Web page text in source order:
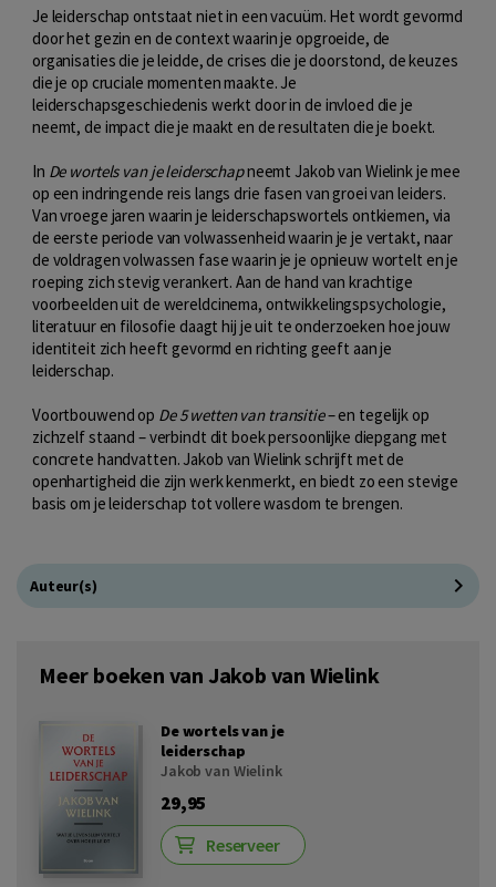
Je leiderschap ontstaat niet in een vacuüm. Het wordt gevormd
door het gezin en de context waarin je opgroeide, de
organisaties die je leidde, de crises die je doorstond, de keuzes
die je op cruciale momenten maakte. Je
leiderschapsgeschiedenis werkt door in de invloed die je
neemt, de impact die je maakt en de resultaten die je boekt.
In De wortels van je leiderschapneemt Jakob van Wielink je mee
op een indringende reis langs drie fasen van groei van leiders.
Van vroege jaren waarin je leiderschapswortels ontkiemen, via
de eerste periode van volwassenheid waarin je je vertakt, naar
de voldragen volwassen fase waarin je je opnieuw wortelt en je
roeping zich stevig verankert. Aan de hand van krachtige
voorbeelden uit de wereldcinema, ontwikkelingspsychologie,
literatuur en filosofie daagt hij je uit te onderzoeken hoe jouw
identiteit zich heeft gevormd en richting geeft aan je
leiderschap.
Voortbouwend op De 5 wetten van transitie– en tegelijk op
zichzelf staand – verbindt dit boek persoonlijke diepgang met
concrete handvatten. Jakob van Wielink schrijft met de
openhartigheid die zijn werk kenmerkt, en biedt zo een stevige
basis om je leiderschap tot vollere wasdom te brengen.
Auteur(s)
Meer boeken van Jakob van Wielink
De wortels van je
leiderschap
Jakob van Wielink
29,95
Reserveer